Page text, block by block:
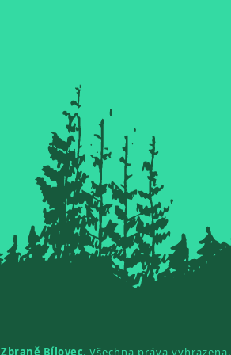
Zbraně Bílovec. Všechna práva vyhrazena.